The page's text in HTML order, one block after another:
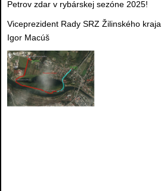
Petrov zdar v rybárskej sezóne 2025!
Viceprezident Rady SRZ Žilinského kraja
Igor Macúš